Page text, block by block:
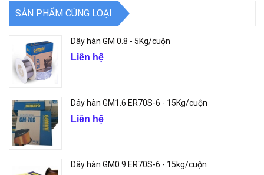
SẢN PHẨM CÙNG LOẠI
Dây hàn GM 0.8 - 5Kg/cuộn
Liên hệ
Dây hàn GM1.6 ER70S-6 - 15Kg/cuộn
Liên hệ
Dây hàn GM0.9 ER70S-6 - 15kg/cuộn